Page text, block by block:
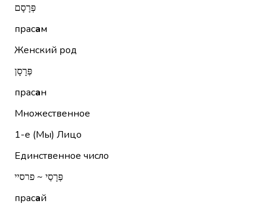
פְּרָסָם
прасам
Женский род
פְּרָסָן
прасан
Множественное
1-е (Мы) Лицо
Единственное число
פְּרָסַי ~ פרסיי
прасай